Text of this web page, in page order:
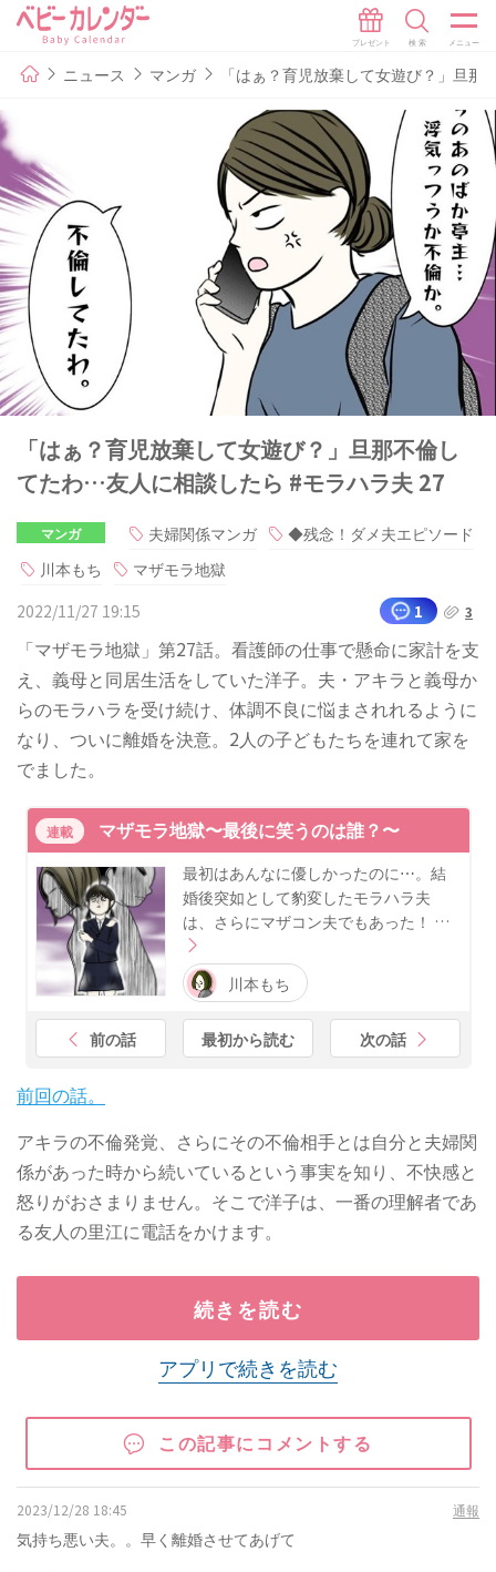
ニュース マンガ 「はぁ？育児放棄して女遊び？」旦
「はぁ？育児放棄して女遊び？」旦那不倫し
てたわ…友人に相談したら #モラハラ夫 27
マンガ 夫婦関係マンガ
◆残念！ダメ夫エピソード
川本もち
マザモラ地獄
2022/11/27 19:15
1 3
「マザモラ地獄」第27話。看護師の仕事で懸命に家計を支
え、義母と同居生活をしていた洋子。夫・アキラと義母か
らのモラハラを受け続け、体調不良に悩まされれるように
なり、ついに離婚を決意。2人の子どもたちを連れて家を
でました。
連載 マザモラ地獄〜最後に笑うのは誰？〜
最初はあんなに優しかったのに⋯。結
婚後突如として豹変したモラハラ夫
は、さらにマザコン夫でもあった！ …
川本もち
前の話 最初から読む 次の話
前回の話。
アキラの不倫発覚、さらにその不倫相手とは自分と夫婦関
係があった時から続いているという事実を知り、不快感と
怒りがおさまりません。そこで洋子は、一番の理解者であ
る友人の里江に電話をかけます。
続きを読む
アプリで続きを読む
この記事にコメントする
2023/12/28 18:45 通報
気持ち悪い夫。。早く離婚させてあげて